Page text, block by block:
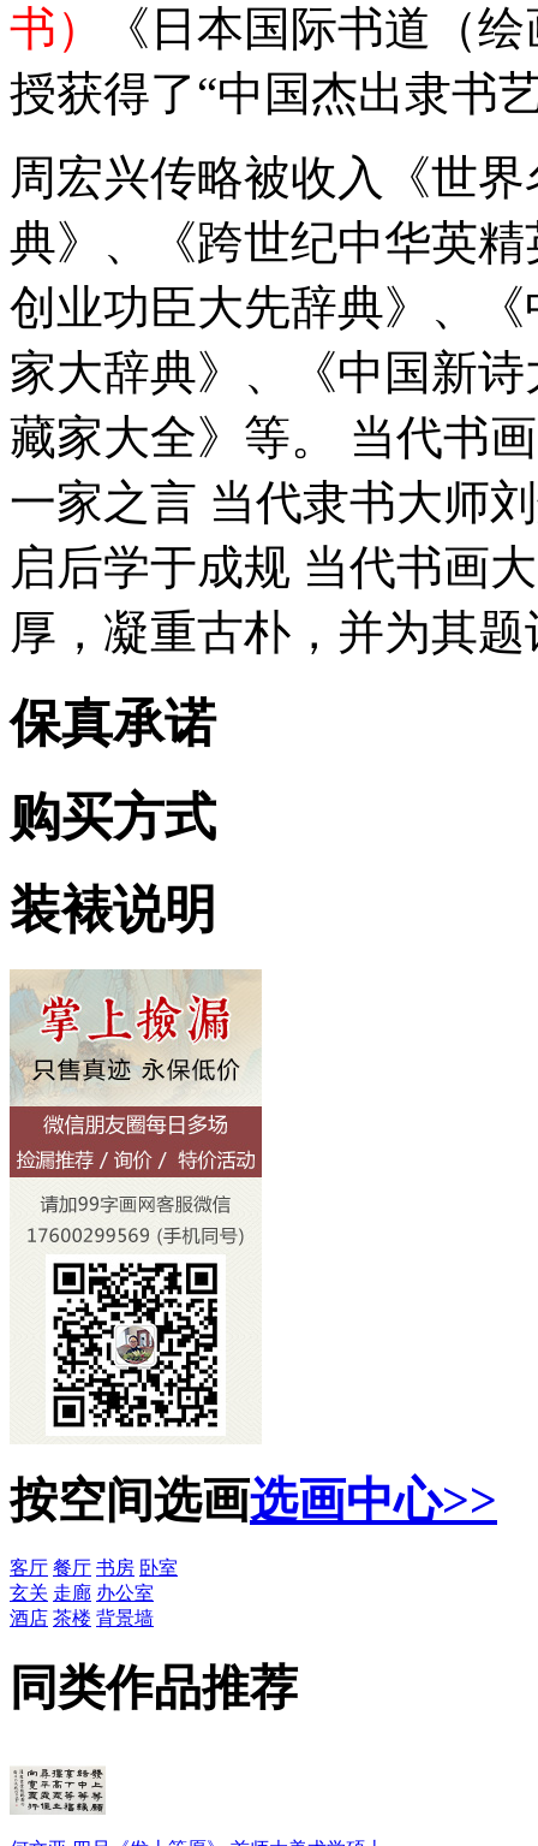
书）
《日本国际书道（
授获得了“中国杰出隶书
周宏兴传略被收入《世
典》、《跨世纪中华英
创业功臣大先辞典》、
家大辞典》、《中国新
藏家大全》等。 当代书
一家之言 当代隶书大师
启后学于成规 当代书画
厚，凝重古朴，并为其
保真承诺
购买方式
装裱说明
按空间选画选画中心>>
客厅 餐厅 书房 卧室
玄关 走廊 办公室
酒店 茶楼 背景墙
同类作品推荐